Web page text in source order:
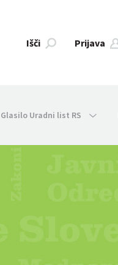
Išči Prijava
Glasilo Uradni list RS